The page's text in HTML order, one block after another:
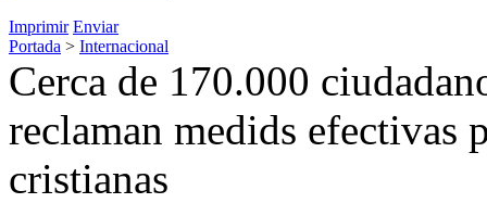
Imprimir Enviar
Portada > Internacional
Cerca de 170.000
reclaman medids efectivas
cristianas